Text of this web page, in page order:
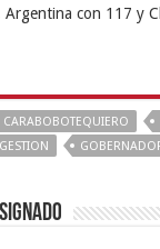
con 117 y
CARABOBOTEQUIERO
GESTION